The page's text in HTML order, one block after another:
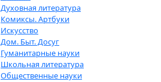
Духовная литература
Комиксы. Артбуки
Искусство
Дом. Быт. Досуг
Гуманитарные науки
Школьная литература
Общественные науки